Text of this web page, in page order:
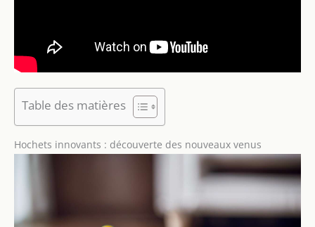
Table des matières
Hochets innovants : découverte des nouveaux venus